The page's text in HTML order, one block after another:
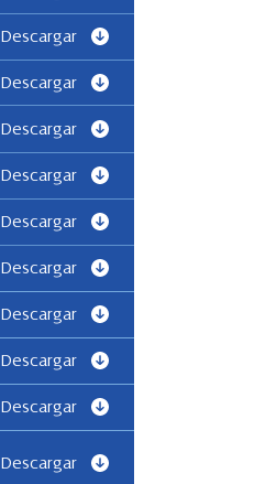
Descargar
Descargar
Descargar
Descargar
Descargar
Descargar
Descargar
Descargar
Descargar
Descargar